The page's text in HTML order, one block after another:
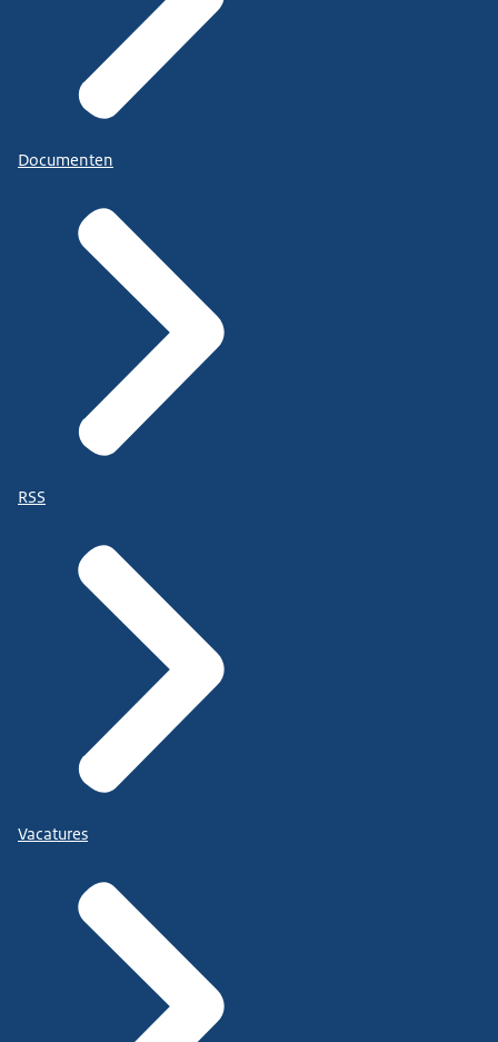
Documenten
RSS
Vacatures